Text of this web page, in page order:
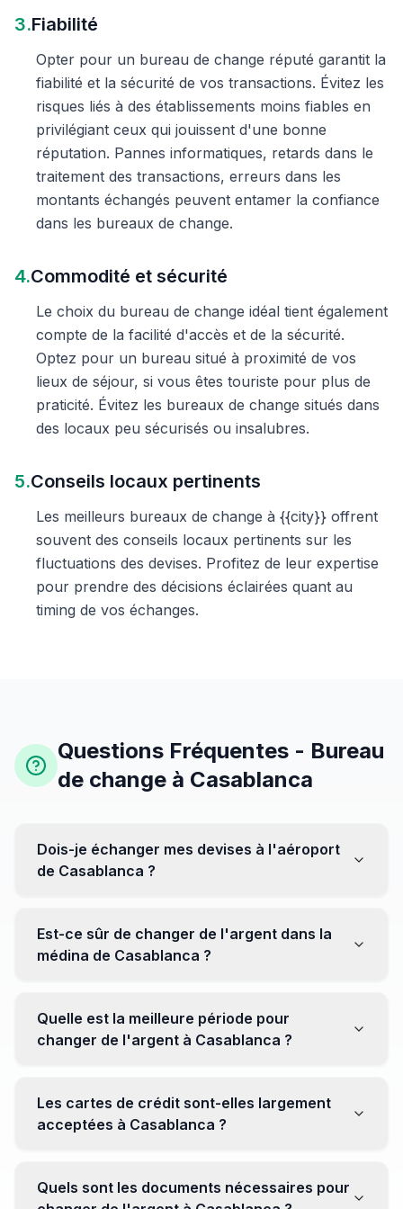
3.Fiabilité
Opter pour un bureau de change réputé garantit la
fiabilité et la sécurité de vos transactions. Évitez les
risques liés à des établissements moins fiables en
privilégiant ceux qui jouissent d'une bonne
réputation. Pannes informatiques, retards dans le
traitement des transactions, erreurs dans les
montants échangés peuvent entamer la confiance
dans les bureaux de change.
4.Commodité et sécurité
Le choix du bureau de change idéal tient également
compte de la facilité d'accès et de la sécurité.
Optez pour un bureau situé à proximité de vos
lieux de séjour, si vous êtes touriste pour plus de
praticité. Évitez les bureaux de change situés dans
des locaux peu sécurisés ou insalubres.
5.Conseils locaux pertinents
Les meilleurs bureaux de change à {{city}} offrent
souvent des conseils locaux pertinents sur les
fluctuations des devises. Profitez de leur expertise
pour prendre des décisions éclairées quant au
timing de vos échanges.
Questions Fréquentes - Bureau
de change à Casablanca
Dois-je échanger mes devises à l'aéroport
de Casablanca ?
être moins avantageux. Orientez-vous plutôt vers les
bureaux de change en ville pour obtenir de meilleurs
Est-ce sûr de changer de l'argent dans la
médina de Casablanca ?
établissements réputés pour éviter les surprises.
Quelle est la meilleure période pour
changer de l'argent à Casablanca ?
soyez attentif aux fluctuations pour maximiser la valeur
de vos devises.
Les cartes de crédit sont-elles largement
acceptées à Casablanca ?
Cependant, avoir un peu de monnaie locale peut être
Quels sont les documents nécessaires pour